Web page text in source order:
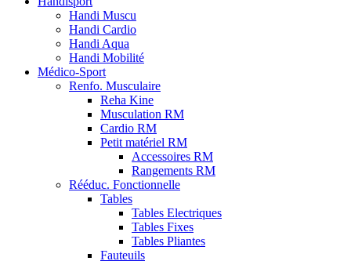
Handi Muscu
Handi Cardio
Handi Aqua
Handi Mobilité
Médico-Sport
Renfo. Musculaire
Reha Kine
Musculation RM
Cardio RM
Petit matériel RM
Accessoires RM
Rangements RM
Rééduc. Fonctionnelle
Tables
Tables Electriques
Tables Fixes
Tables Pliantes
Fauteuils